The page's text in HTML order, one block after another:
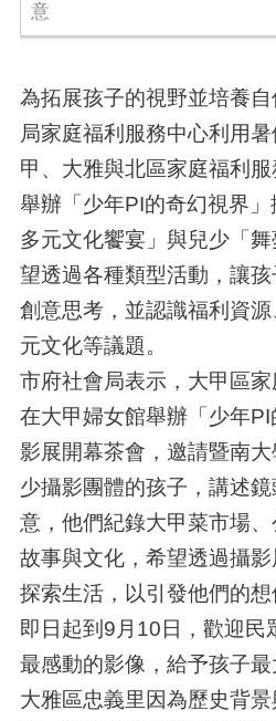
意
為拓展孩子的視野並培養
局家庭福利服務中心利用
甲、大雅與北區家庭福利
舉辦「少年PI的奇幻視界
多元文化饗宴」與兒少「
望透過各種類型活動，讓
創意思考，並認識福利資
元文化等議題。
市府社會局表示，大甲區
在大甲婦女館舉辦「少年
影展開幕茶會，邀請暨南
少攝影團體的孩子，講述
意，他們紀錄大甲菜市場
故事與文化，希望透過攝
探索生活，以引發他們的
即日起到9月10日，歡迎民
最感動的影像，給予孩子最
大雅區忠義里因為歷史背